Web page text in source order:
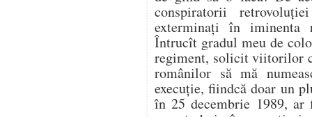
conspiratorii
exterminaţi în iminenta
Întrucît gradul meu de
regiment, solicit viitorilor
românilor să mă
execuţie, fiindcă doar un
în 25 decembrie 1989,